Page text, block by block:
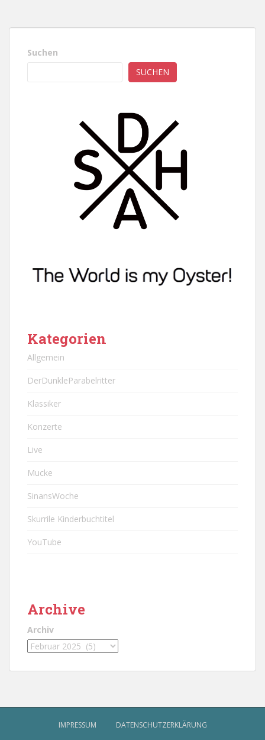
Suchen
SUCHEN
Kategorien
Allgemein
DerDunkleParabelritter
Klassiker
Konzerte
Live
Mucke
SinansWoche
Skurrile Kinderbuchtitel
YouTube
Archive
Archiv
IMPRESSUM DATENSCHUTZERKLÄRUNG